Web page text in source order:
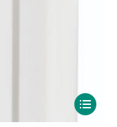
Dit
product